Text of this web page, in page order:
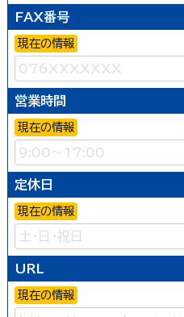
FAX番号
現在の情報
営業時間
現在の情報
定休日
現在の情報
URL
現在の情報